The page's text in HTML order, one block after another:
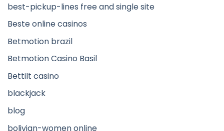
best-pickup-lines free and single site
Beste online casinos
Betmotion brazil
Betmotion Casino Basil
Bettilt casino
blackjack
blog
bolivian-women online